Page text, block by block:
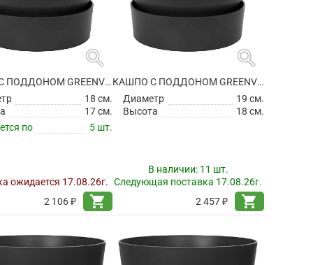
search
КАШПО С ПОДДОНОМ GREENVILLE ROUND LIVING BLACK
18 см.
17 см.
по
5 шт.
ожидается 17.08.26г.
2 106 ₽
shopping_cart
search
КАШПО С ПОДДОНОМ GREENVILLE ROUND LIVING BLACK
Диаметр
19 см.
Высота
18 см.
В наличии: 11 шт.
Следующая поставка 17.08.26г.
2 457 ₽
shopping_cart